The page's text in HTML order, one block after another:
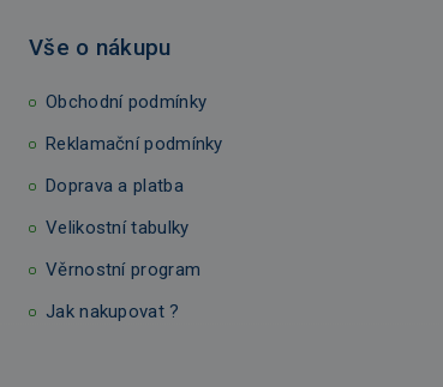
Vše o nákupu
Obchodní podmínky
Reklamační podmínky
Doprava a platba
Velikostní tabulky
Věrnostní program
Jak nakupovat ?